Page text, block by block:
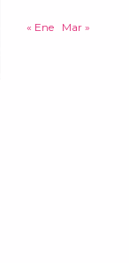
« Ene Mar »